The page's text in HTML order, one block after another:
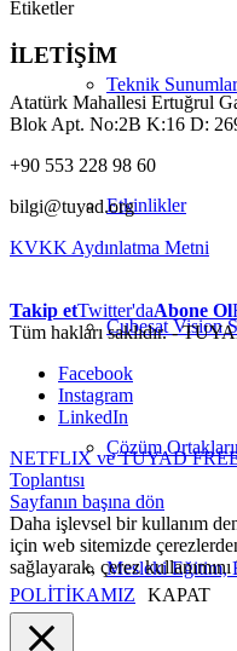
Teknik Sunumlar
Etkinlikler
Cubesat Vision
Çözüm
Mesleki Eğitim,
Etiketler
İLETİŞİM
Atatürk Mahallesi Ertuğrul
Blok Apt. No:2B K:16 D:
+90 553 228 98 60
bilgi@tuyad.org
KVKK Aydınlatma Metni
Takip etTwitter'daAbone Ol
Tüm hakları saklıdır. -
Facebook
Instagram
LinkedIn
NETFLIX ve TUYAD
Toplantısı
Sayfanın başına dön
Daha işlevsel bir kullanım
için web sitemizde
sağlayarak, çerez
POLİTİKAMIZ
KAPAT